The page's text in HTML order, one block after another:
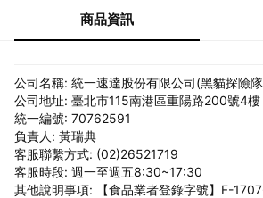
商品資訊
公司名稱: 統一速達股份有限公司(黑貓探險
公司地址: 臺北市115南港區重陽路200號4樓
統一編號: 70762591
負責人: 黃瑞典
客服聯繫方式: (02)26521719
客服時段: 週一至週五8:30~17:30
其他說明事項: 【食品業者登錄字號】F-